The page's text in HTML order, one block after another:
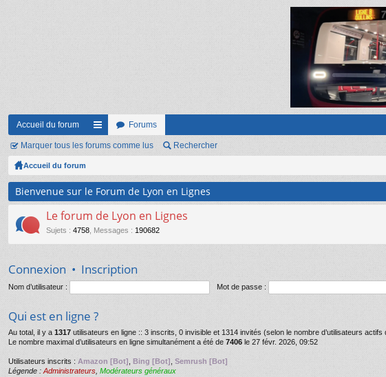
Accueil du forum
ac
ur
ci
s
Forums
Marquer tous les forums comme lus Rechercher
Accueil du forum
Bienvenue sur le Forum de Lyon en Lignes
Le forum de Lyon en Lignes
Sujets : 4758 Messages : 190682
Connexion • Inscription
Nom d’utilisateur : Mot de passe :
Qui est en ligne ?
Au total, il y a 1317 utilisateurs en ligne :: 3 inscrits, 0 invisible et 1314 invités (selon le nombre d’utilisateurs
Le nombre maximal d’utilisateurs en ligne simultanément a été de 7406 le 27 févr. 2026, 09:52
Utilisateurs inscrits : Amazon [Bot] Bing [Bot] Semrush [Bot]
Légende : Administrateurs Modérateurs généraux